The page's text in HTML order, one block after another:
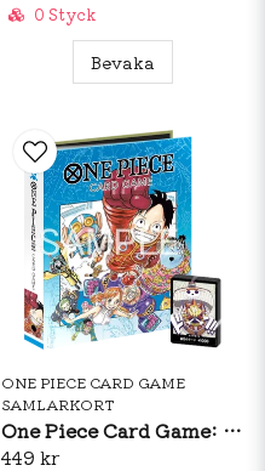
0 Styck
Bevaka
ONE PIECE CARD GAME
SAMLARKORT
One Piece Card Game: Official Card Binder + DON!! Vol.1 (JP)
449 kr